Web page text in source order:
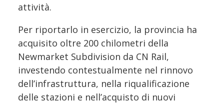
attività.
Per riportarlo in esercizio, la provincia ha
acquisito oltre 200 chilometri della
Newmarket Subdivision da CN Rail,
investendo contestualmente nel rinnovo
dell’infrastruttura, nella riqualificazione
delle stazioni e nell’acquisto di nuovi